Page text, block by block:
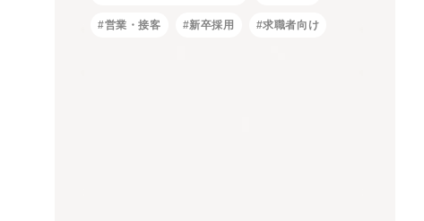
#営業・接客 #新卒採用 #求職者向け